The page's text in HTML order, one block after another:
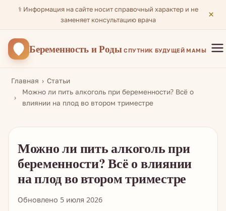
⚕️ Информация на сайте носит справочный характер и не
заменяет консультацию врача
×
Беременностьи Роды СПУТНИК БУДУЩЕЙ МАМЫ
Главная
Статьи
Можно ли пить алкоголь при беременности? Всё о
влиянии на плод во втором триместре
Можно ли пить алкоголь при
беременности? Всё о влиянии
на плод во втором триместре
Обновлено 5 июля 2026